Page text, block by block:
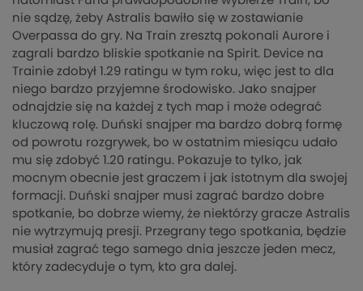
nie sądzę, żeby Astralis bawiło się w zostawianie
Overpassa do gry. Na Train zresztą pokonali Aurore i
zagrali bardzo bliskie spotkanie na Spirit. Device na
Trainie zdobył 1.29 ratingu w tym roku, więc jest to dla
niego bardzo przyjemne środowisko. Jako snajper
odnajdzie się na każdej z tych map i może odegrać
kluczową rolę. Duński snajper ma bardzo dobrą formę
od powrotu rozgrywek, bo w ostatnim miesiącu udało
mu się zdobyć 1.20 ratingu. Pokazuje to tylko, jak
mocnym obecnie jest graczem i jak istotnym dla swojej
formacji. Duński snajper musi zagrać bardzo dobre
spotkanie, bo dobrze wiemy, że niektórzy gracze Astralis
nie wytrzymują presji. Przegrany tego spotkania, będzie
musiał zagrać tego samego dnia jeszcze jeden mecz,
który zadecyduje o tym, kto gra dalej.